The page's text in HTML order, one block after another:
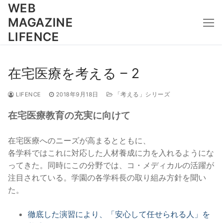
WEB
MAGAZINE
LIFENCE
在宅医療を考える – 2
LIFENCE 2018年9月18日 「考える」シリーズ
在宅医療教育の充実に向けて
在宅医療へのニーズが高まるとともに、
各学科ではこれに対応した人材養成に力を入れるようにな
ってきた。同時にこの分野では、コ・メディカルの活躍が
注目されている。学園の各学科長の取り組み方針を聞い
た。
徹底した演習により、「安心して任せられる人」を